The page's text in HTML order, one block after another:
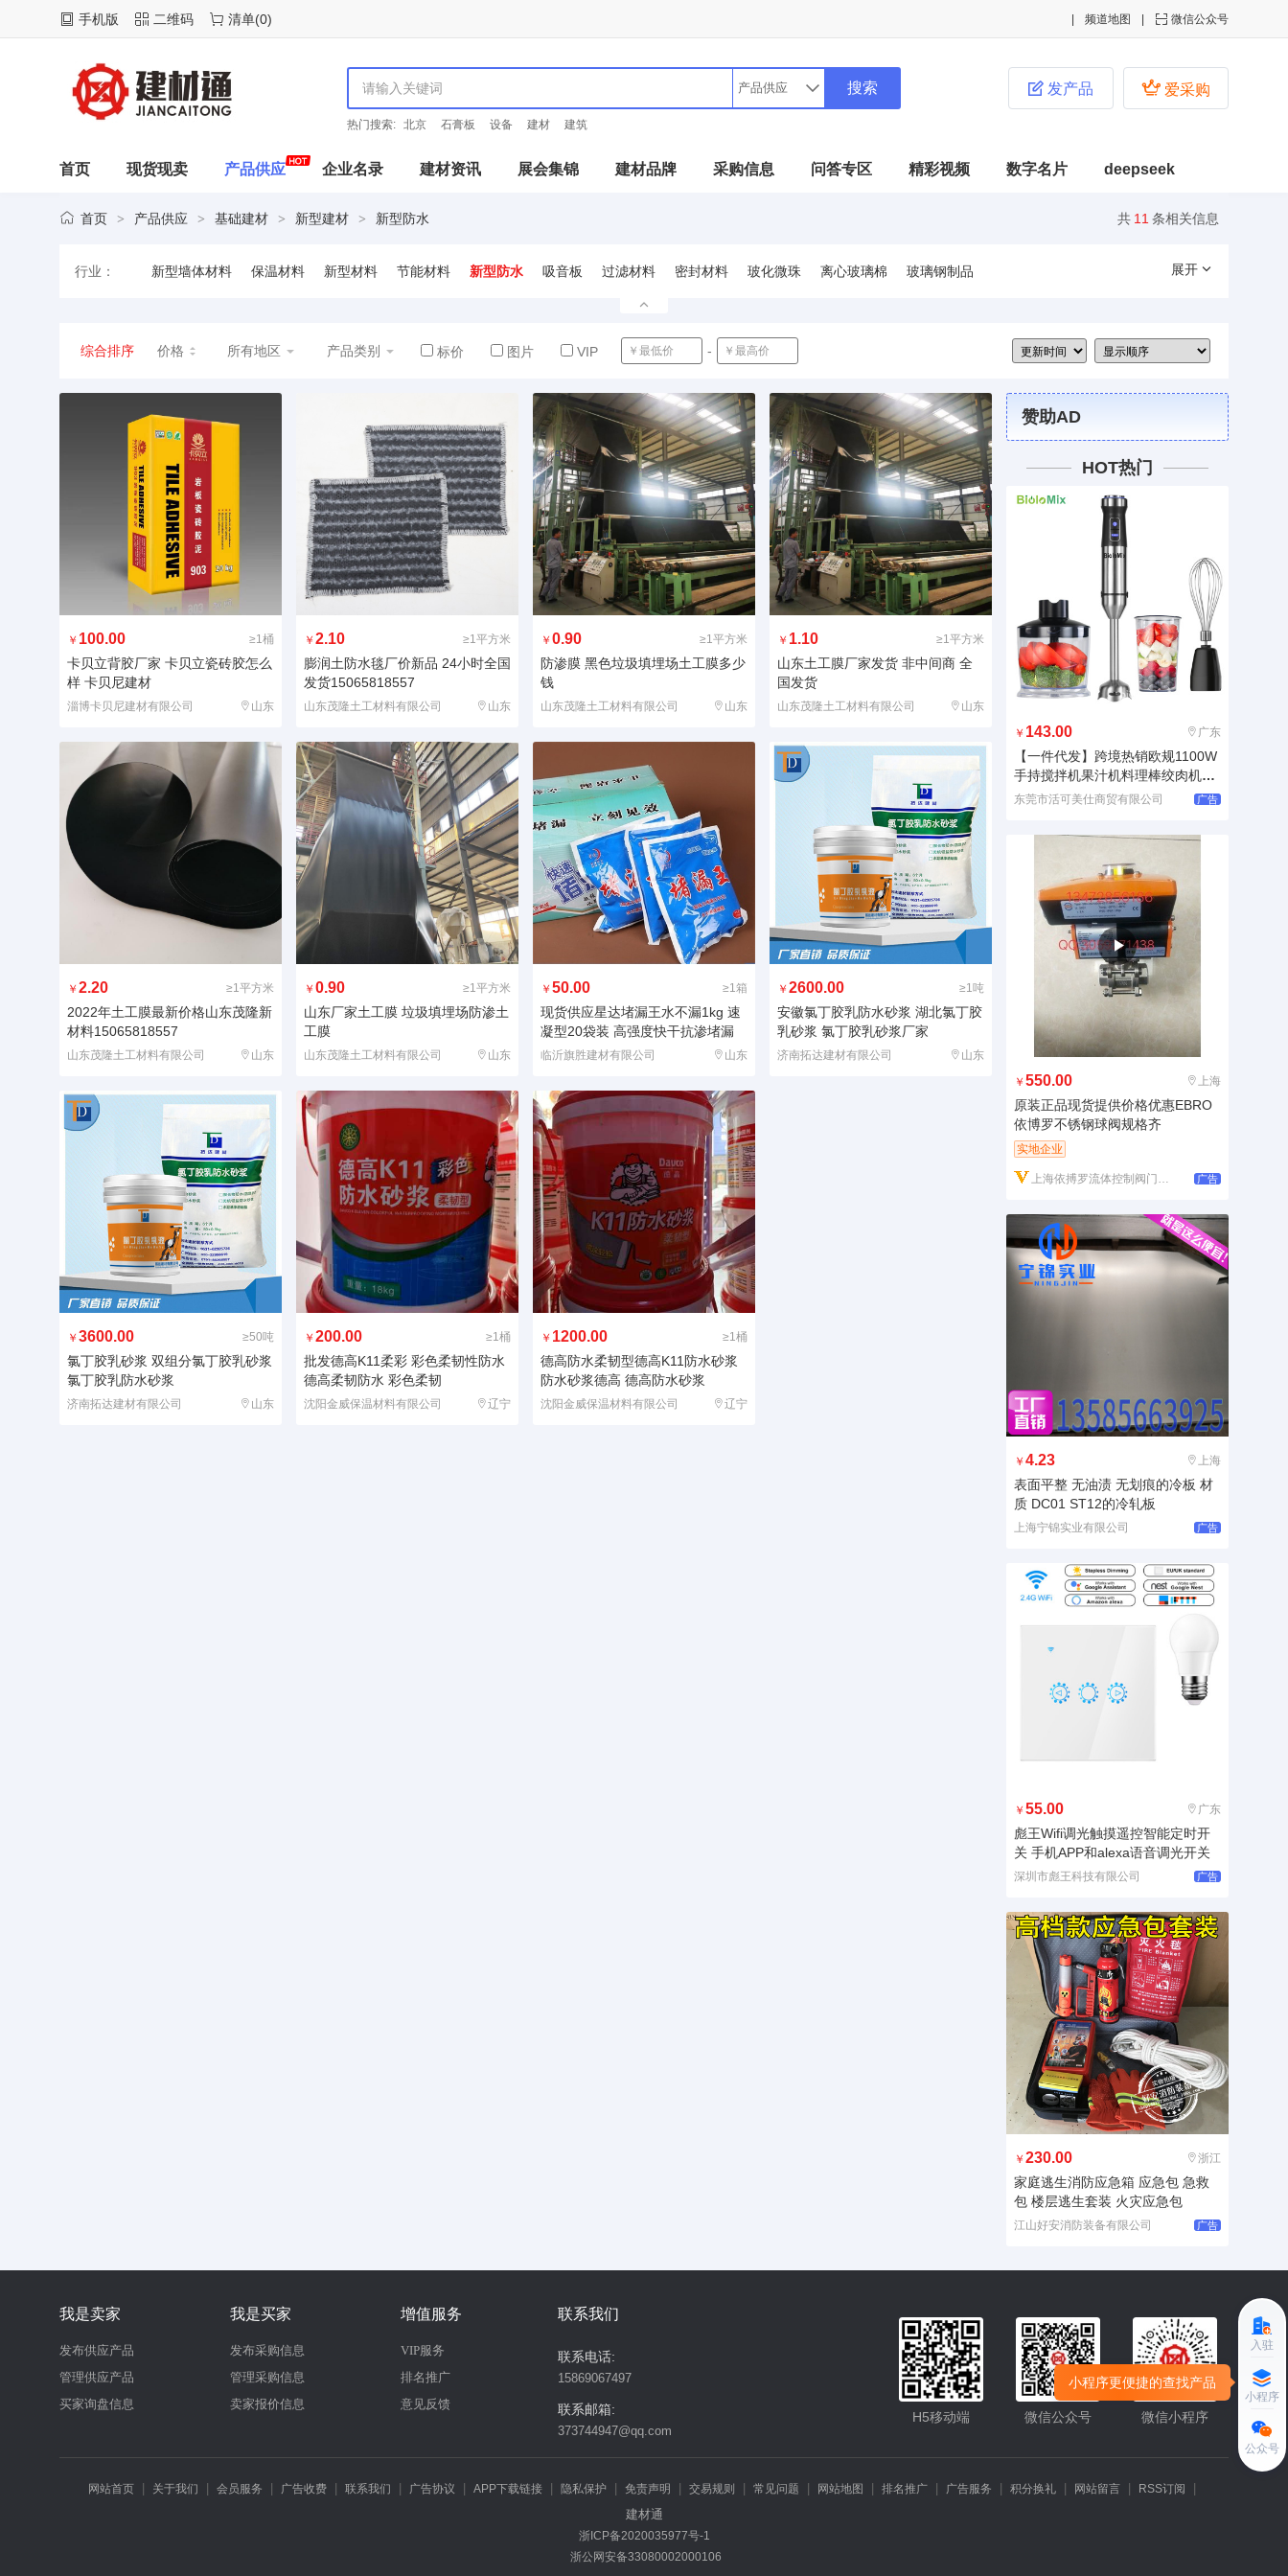
手机版 二维码 清单(0)  微信公众号
频道地图
热门搜索: 北京 石膏板 设备 建材 建筑
 爱采购
 发产品
首页 现货现卖 产品供应 企业名录 建材资讯 展会集锦 建材品牌 采购信息 问答专区 精彩视频 数字名片 deepseek
共 11 条相关信息
首页 > 产品供应 > 基础建材 > 新型建材 > 新型防水
行业： 新型墙体材料 保温材料 新型材料 节能材料 新型防水 吸音板 过滤材料 密封材料 玻化微珠 离心玻璃棉 玻璃钢制品 展开
综合排序 价格 所有地区 产品类别 标价 图片 VIP -
￥ 100.00 ≥1桶
卡贝立背胶厂家 卡贝立瓷砖胶怎么
样 卡贝尼建材
淄博卡贝尼建材有限公司 山东
￥ 2.10 ≥1平方米
膨润土防水毯厂价新品 24小时全国
发货15065818557
山东茂隆土工材料有限公司 山东
￥ 0.90 ≥1平方米
防渗膜 黑色垃圾填埋场土工膜多少
钱
山东茂隆土工材料有限公司 山东
￥ 1.10 ≥1平方米
山东土工膜厂家发货 非中间商 全
国发货
山东茂隆土工材料有限公司 山东
￥ 2.20 ≥1平方米
2022年土工膜最新价格山东茂隆新
材料15065818557
山东茂隆土工材料有限公司 山东
￥ 0.90 ≥1平方米
山东厂家土工膜 垃圾填埋场防渗土
工膜
山东茂隆土工材料有限公司 山东
￥ 50.00 ≥1箱
现货供应星达堵漏王水不漏1kg 速
凝型20袋装 高强度快干抗渗堵漏
临沂旗胜建材有限公司 山东
￥ 2600.00 ≥1吨
安徽氯丁胶乳防水砂浆 湖北氯丁胶
乳砂浆 氯丁胶乳砂浆厂家
济南拓达建材有限公司 山东
￥ 3600.00 ≥50吨
氯丁胶乳砂浆 双组分氯丁胶乳砂浆
氯丁胶乳防水砂浆
济南拓达建材有限公司 山东
￥ 200.00 ≥1桶
批发德高K11柔彩 彩色柔韧性防水
德高柔韧防水 彩色柔韧
沈阳金威保温材料有限公司 辽宁
￥ 1200.00 ≥1桶
德高防水柔韧型德高K11防水砂浆
防水砂浆德高 德高防水砂浆
沈阳金威保温材料有限公司 辽宁
赞助AD
HOT热门
￥ 143.00 广东
【一件代发】跨境热销欧规1100W
手持搅拌机果汁机料理棒绞肉机ha
n
东莞市活可美仕商贸有限公司 广告
￥ 550.00 上海
原装正品现货提供价格优惠EBRO
依博罗不锈钢球阀规格齐
实地企业
上海依搏罗流体控制阀门有限公司 广告
￥ 4.23 上海
表面平整 无油渍 无划痕的冷板 材
质 DC01 ST12的冷轧板
上海宁锦实业有限公司 广告
￥ 55.00 广东
彪王Wifi调光触摸遥控智能定时开
关 手机APP和alexa语音调光开关
深圳市彪王科技有限公司 广告
￥ 230.00 浙江
家庭逃生消防应急箱 应急包 急救
包 楼层逃生套装 火灾应急包
江山好安消防装备有限公司 广告
我是卖家
发布供应产品
管理供应产品
买家询盘信息
我是买家
发布采购信息
管理采购信息
卖家报价信息
增值服务
VIP服务
排名推广
意见反馈
联系我们
联系电话:
15869067497
联系邮箱:
373744947@qq.com
微信小程序
微信公众号
H5移动端
网站首页 关于我们 会员服务 广告收费 联系我们 广告协议 APP下载链接 隐私保护 免责声明 交易规则 常见问题 网站地图 排名推广 广告服务 积分换礼 网站留言 RSS订阅
违规举报
建材通
浙ICP备2020035977号-1
浙公网安备33080002000106
入驻
小程序
小程序更便捷的查找产品
公众号